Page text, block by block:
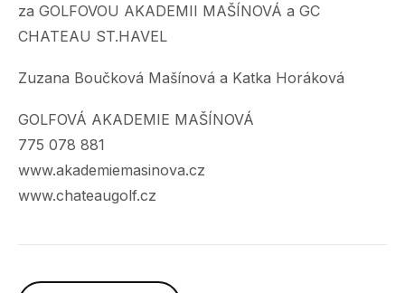
za GOLFOVOU AKADEMII MAŠÍNOVÁ a GC
CHATEAU ST.HAVEL
Zuzana Boučková Mašínová a Katka Horáková
GOLFOVÁ AKADEMIE MAŠÍNOVÁ
775 078 881
www.akademiemasinova.cz
www.chateaugolf.cz